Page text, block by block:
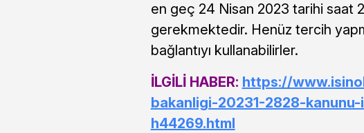
en geç 24 Nisan 2023 tarihi saat
gerekmektedir. Henüz tercih
bağlantıyı kullanabilirler.
İLGİLİ HABER: https://
bakanligi-20231-2828-
h44269.html